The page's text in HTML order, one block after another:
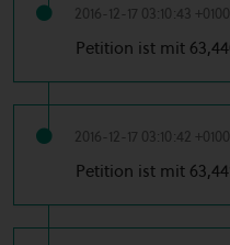
2016-12-17 03:10:43 +0100
Petition ist mit
2016-12-17 03:10:42 +0100
Petition ist mit